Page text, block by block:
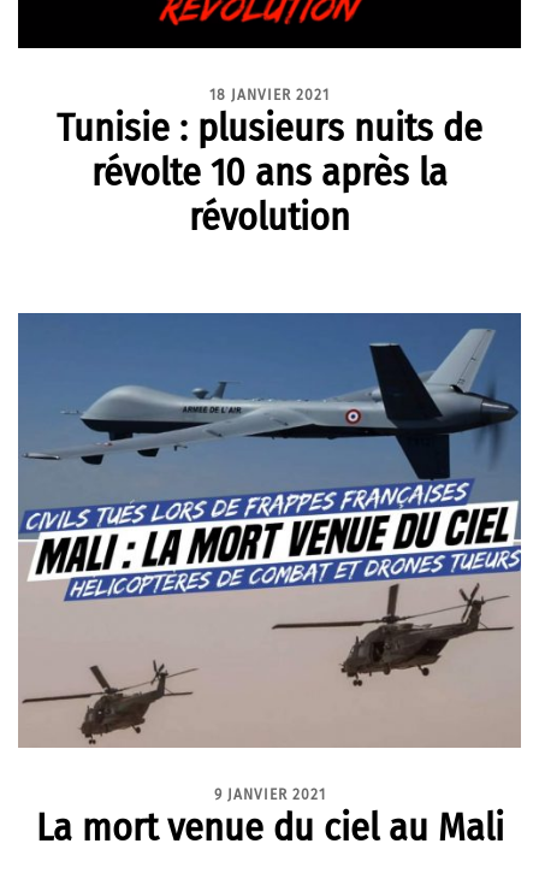
18 JANVIER 2021
Tunisie : plusieurs nuits de
révolte 10 ans après la
révolution
9 JANVIER 2021
La mort venue du ciel au Mali